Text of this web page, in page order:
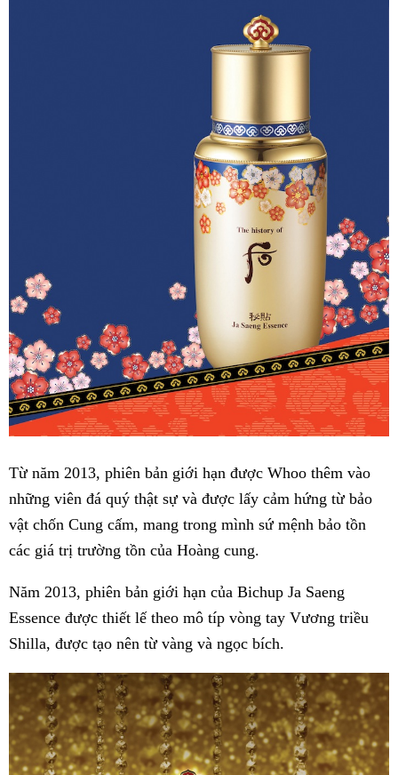
Từ năm 2013, phiên bản giới hạn được Whoo thêm vào
những viên đá quý thật sự và được lấy cảm hứng từ bảo
vật chốn Cung cấm, mang trong mình sứ mệnh bảo tồn
các giá trị trường tồn của Hoàng cung.
Năm 2013, phiên bản giới hạn của Bichup Ja Saeng
Essence được thiết lế theo mô típ vòng tay Vương triều
Shilla, được tạo nên từ vàng và ngọc bích.